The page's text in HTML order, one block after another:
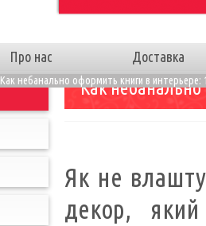
Про нас Доставка
Как небанально оформить книги в интерьере:
Как
Як не
декор,